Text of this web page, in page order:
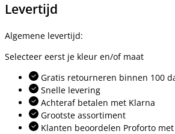
Levertijd
Algemene levertijd:
Selecteer eerst je kleur en/of maat
Gratis retourneren binnen 100
Snelle levering
Achteraf betalen met Klarna
Grootste assortiment
Klanten beoordelen Proforto